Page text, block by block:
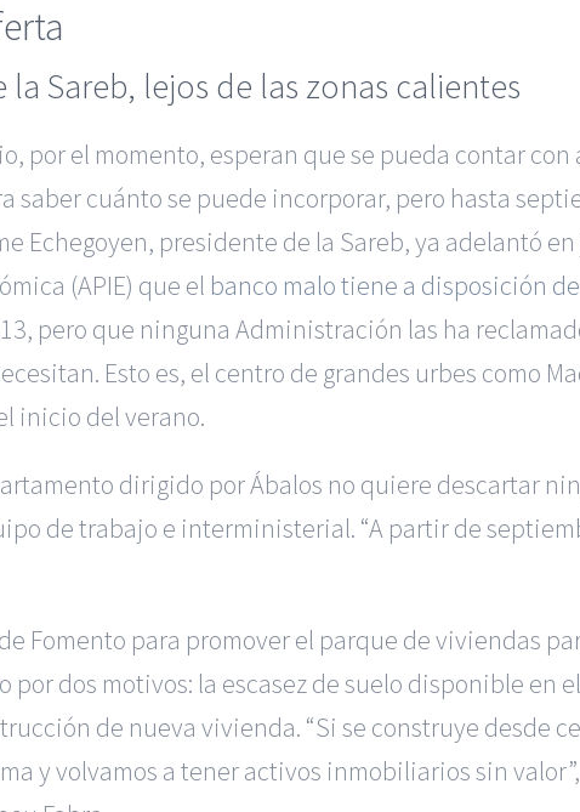
la Sareb, lejos de las zonas calientes
por el momento, esperan que se pueda contar
saber cuánto se puede incorporar, pero hasta
Echegoyen, presidente de la Sareb, ya adelantó
(APIE) que el banco malo tiene a disposición
pero que ninguna Administración las ha
Esto es, el centro de grandes urbes como
inicio del verano.
dirigido por Ábalos no quiere descartar
de trabajo e interministerial. “A partir de
Fomento para promover el parque de viviendas
por dos motivos: la escasez de suelo disponible en
de nueva vivienda. “Si se construye desde
y volvamos a tener activos inmobiliarios sin